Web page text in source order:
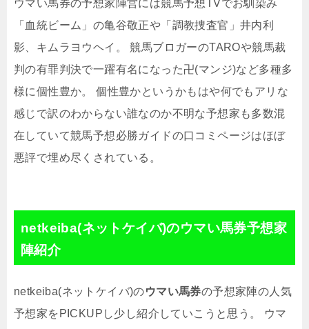
ウマい馬券の予想家陣営には競馬予想TVでお馴染み
「血統ビーム」の亀谷敬正や「調教捜査官」井内利
影、キムラヨウヘイ。 競馬ブロガーのTAROや競馬裁
判の有罪判決で一躍有名になった卍(マンジ)など多種多
様に個性豊か。 個性豊かというかもはや何でもアリな
感じで訳のわからない誰なのか不明な予想家も多数混
在していて競馬予想必勝ガイドの口コミページはほぼ
悪評で埋め尽くされている。
netkeiba(ネットケイバ)のウマい馬券予想家
陣紹介
netkeiba(ネットケイバ)のウマい馬券の予想家陣の人気
予想家をPICKUPし少し紹介していこうと思う。 ウマ